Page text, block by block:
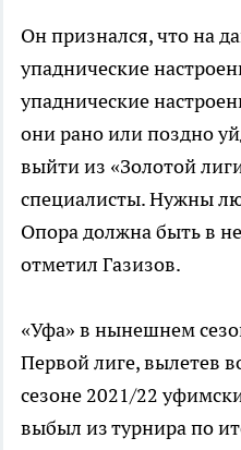
Он признался, что на
упаднические
упаднические
они рано или поздно
выйти из «Золотой
специалисты. Нужны
Опора должна быть в
отметил Газизов.
«Уфа» в нынешнем
Первой лиге, вылетев
сезоне 2021/22
выбыл из турнира по